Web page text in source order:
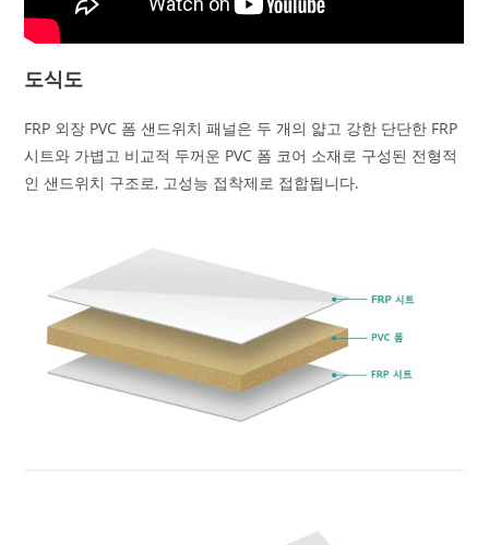
도식도
FRP 외장 PVC 폼 샌드위치 패널은 두 개의 얇고 강한 단단한 FRP
시트와 가볍고 비교적 두꺼운 PVC 폼 코어 소재로 구성된 전형적
인 샌드위치 구조로, 고성능 접착제로 접합됩니다.